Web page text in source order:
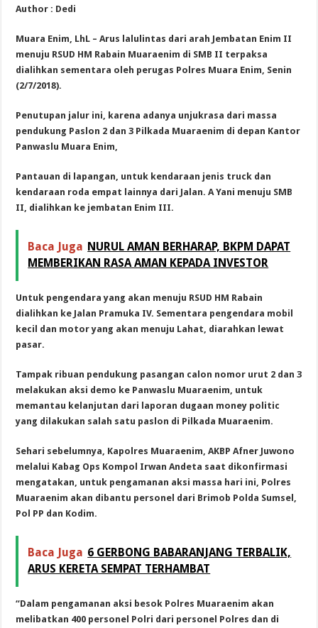
Author : Dedi
Muara Enim, LhL – Arus lalulintas dari arah Jembatan Enim II
menuju RSUD HM Rabain Muaraenim di SMB II terpaksa
dialihkan sementara oleh perugas Polres Muara Enim, Senin
(2/7/2018).
Penutupan jalur ini, karena adanya unjukrasa dari massa
pendukung Paslon 2 dan 3 Pilkada Muaraenim di depan Kantor
Panwaslu Muara Enim,
Pantauan di lapangan, untuk kendaraan jenis truck dan
kendaraan roda empat lainnya dari Jalan. A Yani menuju SMB
II, dialihkan ke jembatan Enim III.
Baca Juga NURUL AMAN BERHARAP, BKPM DAPAT
MEMBERIKAN RASA AMAN KEPADA INVESTOR
Untuk pengendara yang akan menuju RSUD HM Rabain
dialihkan ke Jalan Pramuka IV. Sementara pengendara mobil
kecil dan motor yang akan menuju Lahat, diarahkan lewat
pasar.
Tampak ribuan pendukung pasangan calon nomor urut 2 dan 3
melakukan aksi demo ke Panwaslu Muaraenim, untuk
memantau kelanjutan dari laporan dugaan money politic
yang dilakukan salah satu paslon di Pilkada Muaraenim.
Sehari sebelumnya, Kapolres Muaraenim, AKBP Afner Juwono
melalui Kabag Ops Kompol Irwan Andeta saat dikonfirmasi
mengatakan, untuk pengamanan aksi massa hari ini, Polres
Muaraenim akan dibantu personel dari Brimob Polda Sumsel,
Pol PP dan Kodim.
Baca Juga 6 GERBONG BABARANJANG TERBALIK,
ARUS KERETA SEMPAT TERHAMBAT
“Dalam pengamanan aksi besok Polres Muaraenim akan
melibatkan 400 personel Polri dari personel Polres dan di